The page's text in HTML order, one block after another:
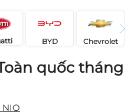
BYD Chevrolet
quốc tháng
NIO